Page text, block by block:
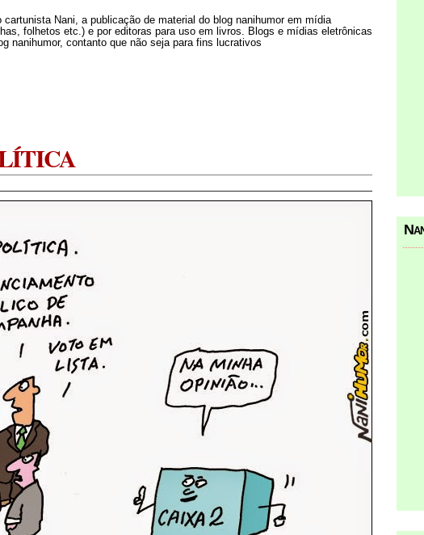
cartunista Nani, a publicação de material do blog nanihumor em mídia
folhetos etc.) e por editoras para uso em livros. Blogs e mídias eletrônicas
nanihumor, contanto que não seja para fins lucrativos